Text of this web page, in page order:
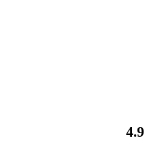
4.9